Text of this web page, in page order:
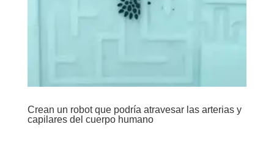
Crean un robot que podría atravesar las arterias y
capilares del cuerpo humano